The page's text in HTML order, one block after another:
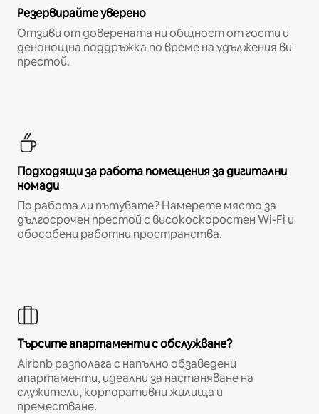
Резервирайте уверено
Отзиви от доверената ни общност от гости и
денонощна поддръжка по време на удължения ви
престой.
Подходящи за работа помещения за дигитални
номади
По работа ли пътувате? Намерете място за
дългосрочен престой с високоскоростен Wi-Fi и
обособени работни пространства.
Търсите апартаменти с обслужване?
Airbnb разполага с напълно обзаведени
апартаменти, идеални за настаняване на
служители, корпоративни жилища и
преместване.